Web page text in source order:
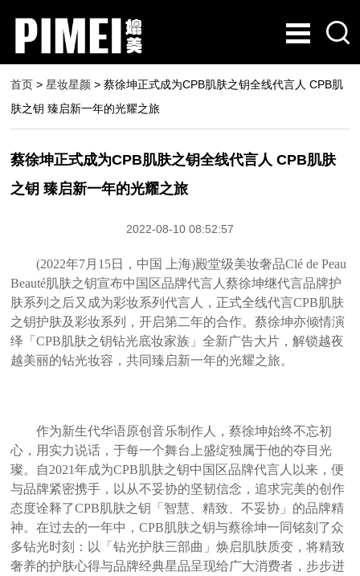
首页 >星妆星颜 > 蔡徐坤正式成为CPB肌肤之钥全线代言人 CPB肌
肤之钥 臻启新一年的光耀之旅
蔡徐坤正式成为CPB肌肤之钥全线代言人 CPB肌肤
之钥 臻启新一年的光耀之旅
2022-08-10 08:52:57
​(2022年7月15日，中国 上海)殿堂级美妆奢品Clé de Peau
Beauté肌肤之钥宣布中国区品牌代言人蔡徐坤继代言品牌护
肤系列之后又成为彩妆系列代言人，正式全线代言CPB肌肤
之钥护肤及彩妆系列，开启第二年的合作。蔡徐坤亦倾情演
绎「CPB肌肤之钥钻光底妆家族」全新广告大片，解锁越夜
越美丽的钻光妆容，共同臻启新一年的光耀之旅。
作为新生代华语原创音乐制作人，蔡徐坤始终不忘初
心，用实力说话，于每一个舞台上盛绽独属于他的夺目光
璨。自2021年成为CPB肌肤之钥中国区品牌代言人以来，便
与品牌紧密携手，以从不妥协的坚韧信念，追求完美的创作
态度诠释了CPB肌肤之钥「智慧、精致、不妥协」的品牌精
神。在过去的一年中，CPB肌肤之钥与蔡徐坤一同铭刻了众
多钻光时刻：以「钻光护肤三部曲」焕启肌肤质变，将精致
奢养的护肤心得与品牌经典星品呈现给广大消费者，步步进